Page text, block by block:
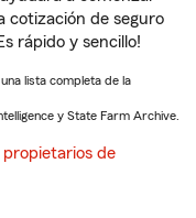
cotización de seguro
rápido y sencillo!
lista completa de la
y State Farm Archive.
de